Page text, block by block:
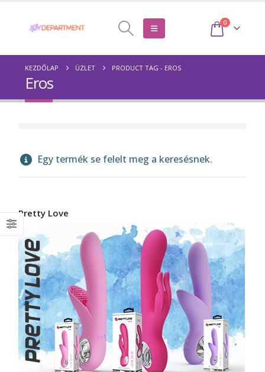
0
KEZDŐLAP ÜZLET PRODUCT TAG - EROS
Eros
Egy termék se felelt meg a keresésnek.
Pretty Love